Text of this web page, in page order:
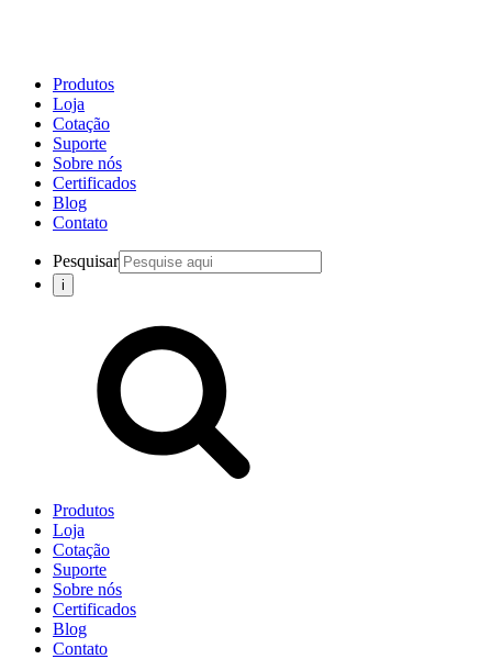
Produtos
Loja
Cotação
Suporte
Sobre nós
Certificados
Blog
Contato
Pesquisar
Produtos
Loja
Cotação
Suporte
Sobre nós
Certificados
Blog
Contato